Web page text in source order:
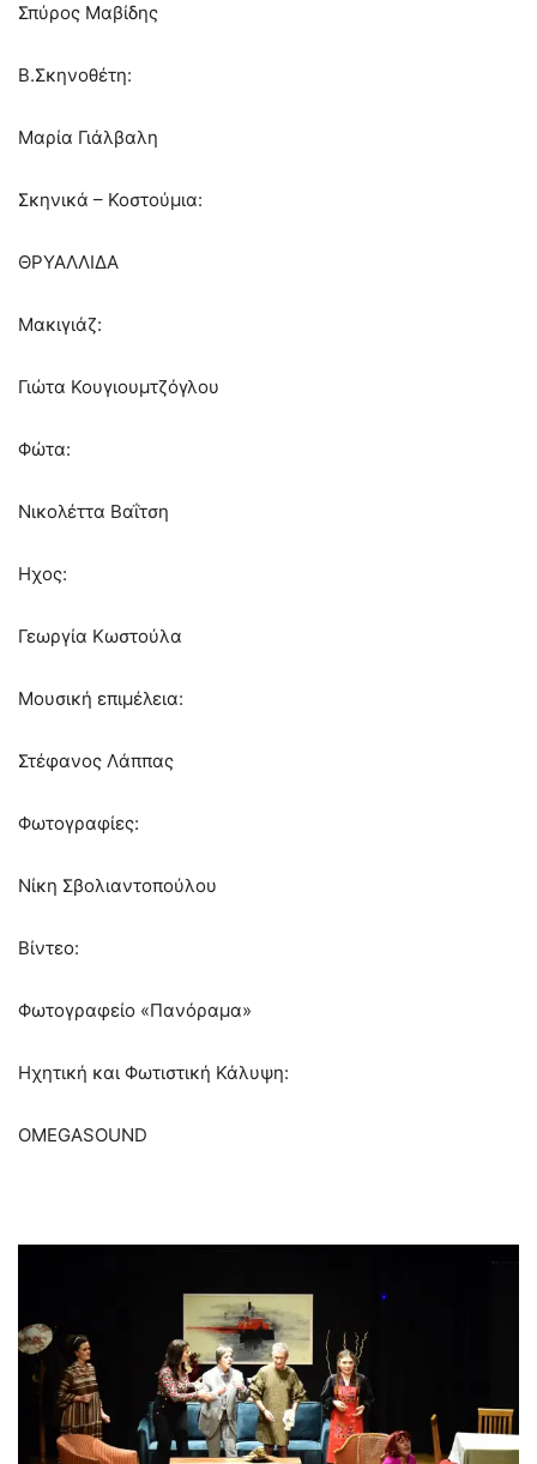
Σπύρος Μαβίδης
Β.Σκηνοθέτη:
Μαρία Γιάλβαλη
Σκηνικά – Κοστούμια:
ΘΡΥΑΛΛΙΔΑ
Μακιγιάζ:
Γιώτα Κουγιουμτζόγλου
Φώτα:
Νικολέττα Βαΐτση
Ηχος:
Γεωργία Κωστούλα
Μουσική επιμέλεια:
Στέφανος Λάππας
Φωτογραφίες:
Νίκη Σβολιαντοπούλου
Βίντεο:
Φωτογραφείο «Πανόραμα»
Ηχητική και Φωτιστική Κάλυψη:
OMEGASOUND